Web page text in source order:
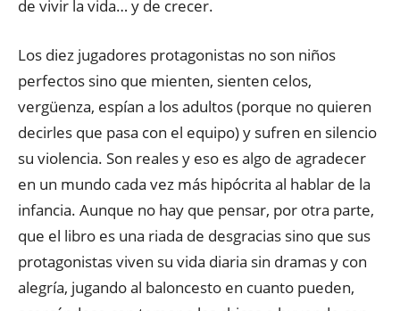
de vivir la vida… y de crecer.
Los diez jugadores protagonistas no son niños
perfectos sino que mienten, sienten celos,
vergüenza, espían a los adultos (porque no quieren
decirles que pasa con el equipo) y sufren en silencio
su violencia. Son reales y eso es algo de agradecer
en un mundo cada vez más hipócrita al hablar de la
infancia. Aunque no hay que pensar, por otra parte,
que el libro es una riada de desgracias sino que sus
protagonistas viven su vida diaria sin dramas y con
alegría, jugando al baloncesto en cuanto pueden,